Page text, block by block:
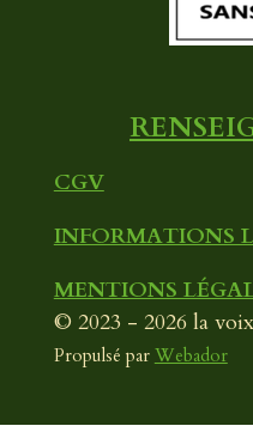
k
CGV
INFORMATIONS
MENTIONS
© 2023 - 2026 la
Propulsé par Webador